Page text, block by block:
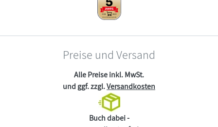
Preise und Versand
Alle Preise inkl. MwSt.
und ggf. zzgl.Versandkosten
Buch dabei -